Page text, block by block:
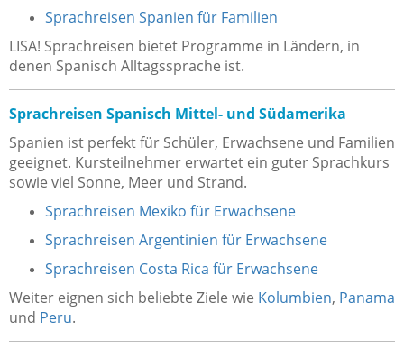
Sprachreisen Spanien für Familien
LISA! Sprachreisen bietet Programme in Ländern, in
denen Spanisch Alltagssprache ist.
Sprachreisen Spanisch Mittel- und Südamerika
Spanien ist perfekt für Schüler, Erwachsene und Familien
geeignet. Kursteilnehmer erwartet ein guter Sprachkurs
sowie viel Sonne, Meer und Strand.
Sprachreisen Mexiko für Erwachsene
Sprachreisen Argentinien für Erwachsene
Sprachreisen Costa Rica für Erwachsene
Weiter eignen sich beliebte Ziele wie Kolumbien, Panama
und Peru.